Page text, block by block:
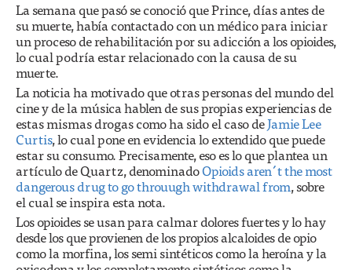
La semana que pasó se conoció que Prince, días antes de
su muerte, había contactado con un médico para iniciar
un proceso de rehabilitación por su adicción a los opioides,
lo cual podría estar relacionado con la causa de su
muerte.
La noticia ha motivado que otras personas del mundo del
cine y de la música hablen de sus propias experiencias de
estas mismas drogas como ha sido el caso deJamie Lee
Curtis, lo cual pone en evidencia lo extendido que puede
estar su consumo. Precisamente, eso es lo que plantea un
artículo de Quartz, denominadoOpioids aren´t the most
dangerous drug to go throuugh withdrawal from, sobre
el cual se inspira esta nota.
Los opioides se usan para calmar dolores fuertes y lo hay
desde los que provienen de los propios alcaloides de opio
como la morfina, los semi sintéticos como la heroína y la